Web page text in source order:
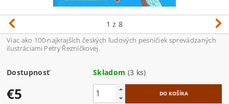
1 z 8
Viac ako 100 najkrajších českých ľudových pesničiek sprevádzaných
ilustráciami Petry Řezníčkovej.
Dostupnosť Skladom (3 ks)
€5